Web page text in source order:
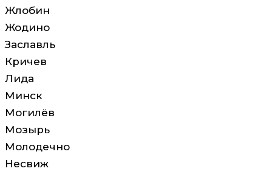
Жлобин
Жодино
Заславль
Кричев
Лида
Минск
Могилёв
Мозырь
Молодечно
Несвиж